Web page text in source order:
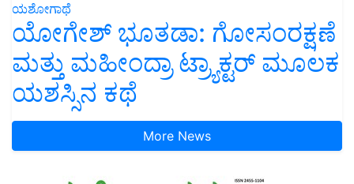
ಯಶೋಗಾಥೆ
ಯೋಗೇಶ್ ಭೂತಡಾ: ಗೋಸಂರಕ್ಷಣೆ
ಮತ್ತು ಮಹೀಂದ್ರಾ ಟ್ರ್ಯಾಕ್ಟರ್ ಮೂಲಕ
ಯಶಸ್ಸಿನ ಕಥೆ
More News